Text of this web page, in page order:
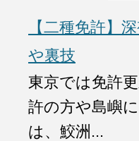
【二種免許】
や裏技
東京では免許
許の方や島嶼
は、鮫洲...